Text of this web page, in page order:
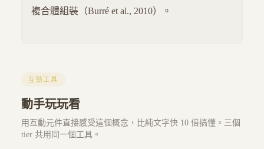
複合體組裝（Burré et al., 2010）。
互動工具
動手玩玩看
用互動元件直接感受這個概念，比純文字快 10 倍搞懂。三個
tier 共用同一個工具。